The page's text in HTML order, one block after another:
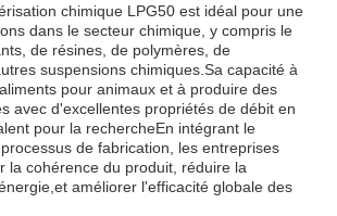
chimique LPG50 est idéal pour une
dans le secteur chimique, y compris le
de résines, de polymères, de
suspensions chimiques.Sa capacité à
pour animaux et à produire des
avec d'excellentes propriétés de débit en
pour la rechercheEn intégrant le
de fabrication, les entreprises
la cohérence du produit, réduire la
améliorer l'efficacité globale des